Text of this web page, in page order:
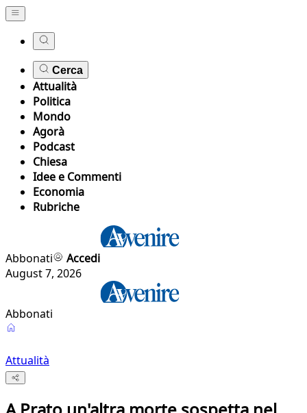
Cerca
Attualità
Politica
Mondo
Agorà
Podcast
Chiesa
Idee e Commenti
Economia
Rubriche
Abbonati
Accedi
August 7, 2026
Abbonati
Attualità